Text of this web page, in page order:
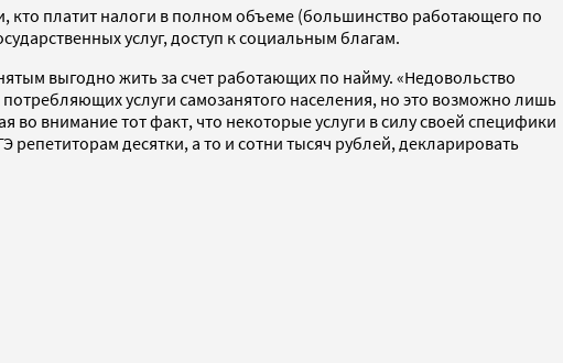
кто платит налоги в полном объеме (большинство работающего по
услуг, доступ к социальным благам.
выгодно жить за счет работающих по найму. «Недовольство
услуги самозанятого населения, но это возможно лишь
внимание тот факт, что некоторые услуги в силу своей специфики
десятки, а то и сотни тысяч рублей, декларировать